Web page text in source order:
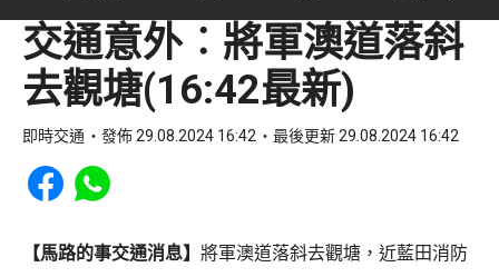
交通意外︰將軍澳道落斜
去觀塘(16:42最新)
即時交通 發佈 29.08.2024 16:42 最後更新 29.08.2024 16:42
Share to Facebook
Share to WhatsApp
【馬路的事交通消息】 將軍澳道落斜去觀塘，近藍田消防